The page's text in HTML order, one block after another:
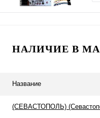
НАЛИЧИЕ В
Название
(СЕВАСТОПОЛЬ)